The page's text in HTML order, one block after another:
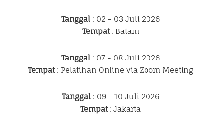
Tanggal : 02 – 03 Juli 2026
Tempat: Batam
Tanggal : 07 – 08 Juli 2026
Tempat: Pelatihan Online via Zoom Meeting
Tanggal : 09 – 10 Juli 2026
Tempat: Jakarta